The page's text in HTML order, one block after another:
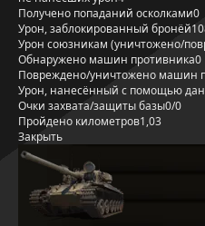
Получено попаданий осколками0
Урон, заблокированный бронёй
Урон союзникам (уничтожено/
Обнаружено машин противника0
Повреждено/уничтожено машин
Урон, нанесённый с помощью
Очки захвата/защиты базы0/0
Пройдено километров1,03
Закрыть